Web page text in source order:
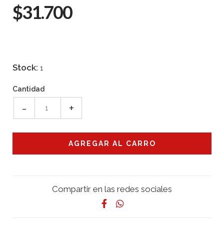
$31.700
Stock: 1
Cantidad
- +
Compartir en las redes sociales